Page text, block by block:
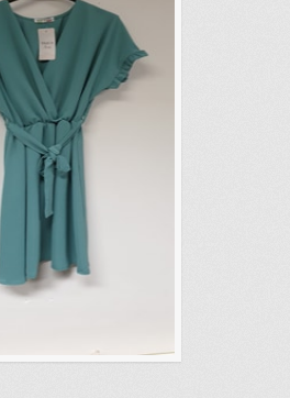
gekozen
worden